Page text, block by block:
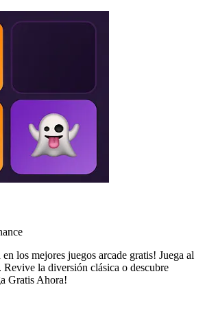
los mejores juegos arcade gratis! Juega al
Revive la diversión clásica o descubre
Gratis Ahora!